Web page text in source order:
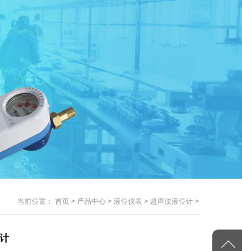
当前位置： 首页 > 产品中心 > 液位仪表 > 超声波液位计 >